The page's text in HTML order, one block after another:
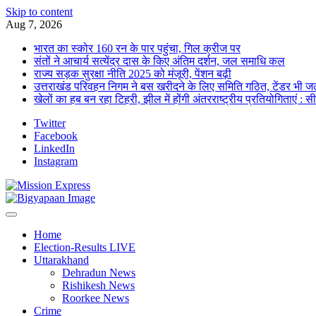
Skip to content
Aug 7, 2026
भारत का स्कोर 160 रन के पार पहुंचा, गिल क्रीज पर
संतों ने आचार्य सत्येंद्र दास के किए अंतिम दर्शन, जल समाधि कल
राज्य सड़क सुरक्षा नीति 2025 को मंजूरी, पेंशन बढ़ी
उत्तराखंड परिवहन निगम ने बस खरीदने के लिए समिति गठित, टेंडर भी
खेलों का हब बन रहा टिहरी, झील में होंगी अंतरराष्ट्रीय प्रतियोगिताएं :
Twitter
Facebook
LinkedIn
Instagram
Home
Election-Results LIVE
Uttarakhand
Dehradun News
Rishikesh News
Roorkee News
Crime